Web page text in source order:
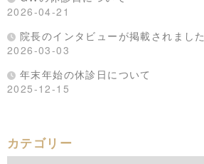
2026-04-21
院長のインタビューが掲載されました
2026-03-03
年末年始の休診日について
2025-12-15
カテゴリー